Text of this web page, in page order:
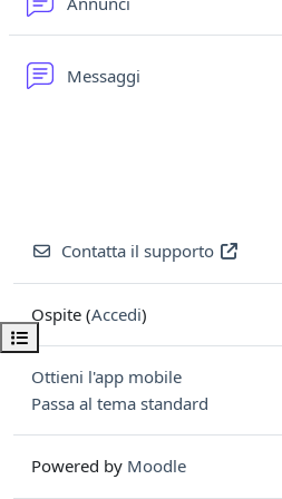
Apri indice del corso
Messaggi
Contatta il supporto
Ospite (Accedi)
Ottieni l'app mobile
Passa al tema standard
Powered by Moodle